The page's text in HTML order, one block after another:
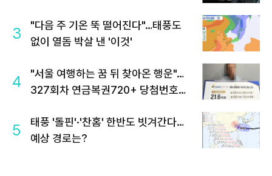
3
"다음 주 기온 뚝 떨어진다"…태풍도
없이 열돔 박살 낸 '이것'
4
"서울 여행하는 꿈 뒤 찾아온 행운"…
327회차 연금복권720+ 당첨번호조
5
태풍 '돌핀'·'찬홈' 한반도 빗겨간다…
예상 경로는?